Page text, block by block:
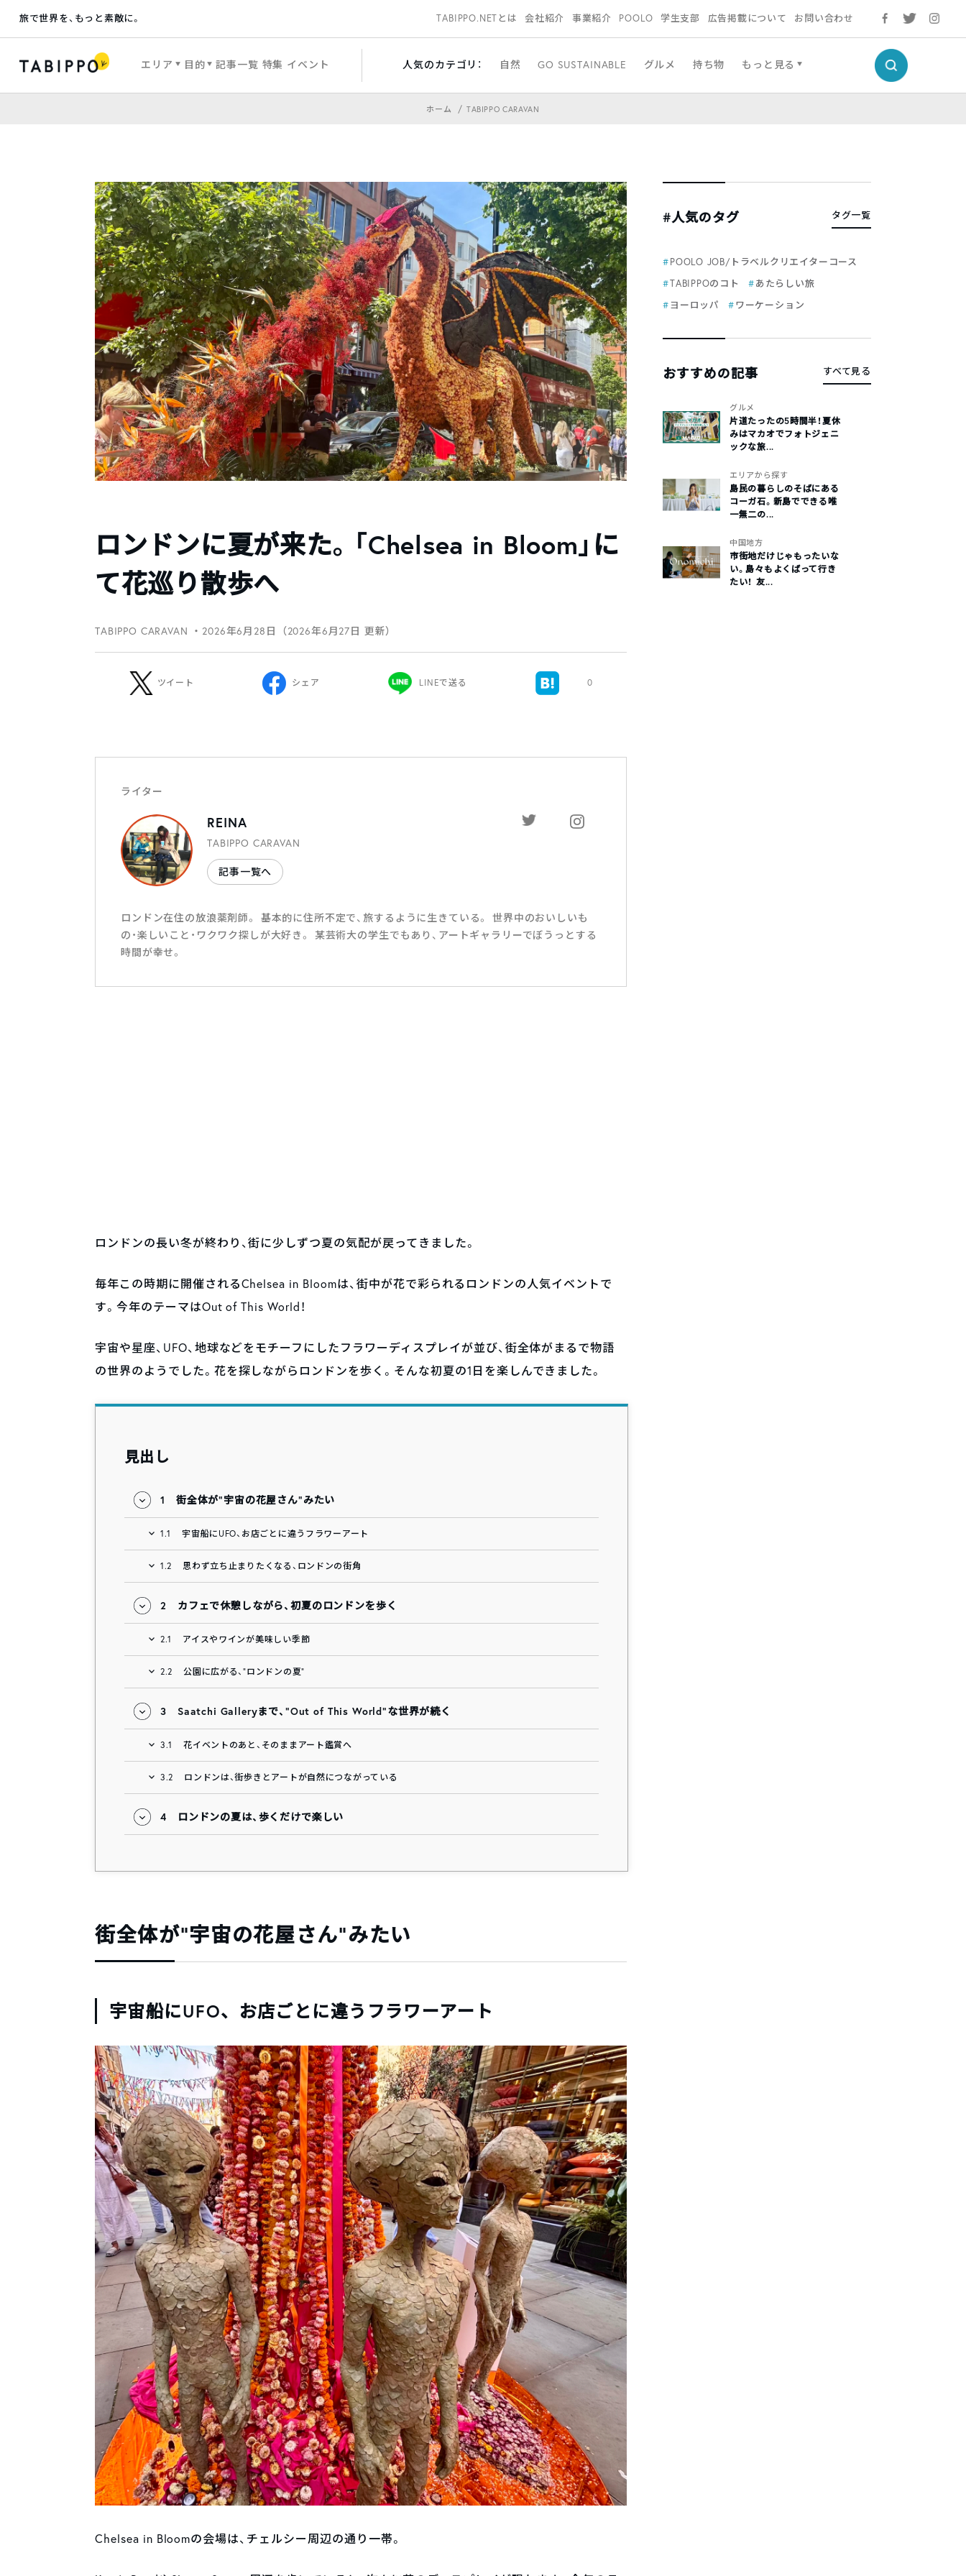
旅で世界を、もっと素敵に。 TABIPPO.NETとは 会社紹介 事業紹介 POOLO 学生支部 広告掲載について お問い合わせ
エリア 目的 記事一覧 特集 イベント 人気のカテゴリ： 自然 GO SUSTAINABLE グルメ 持ち物 もっと見る
ホーム TABIPPO CARAVAN
ロンドンに夏が来た。「Chelsea in Bloom」に
て花巡り散歩へ
TABIPPO CARAVAN ・2026年6月28日（2026年6月27日 更新）
ツイート シェア LINEで送る 0
ライター
REINA
TABIPPO CARAVAN
記事一覧へ
ロンドン在住の放浪薬剤師。 基本的に住所不定で、旅するように生きている。 世界中のおいしいも
の・楽しいこと・ワクワク探しが大好き。 某芸術大の学生でもあり、アートギャラリーでぼうっとする
時間が幸せ。
ロンドンの長い冬が終わり、街に少しずつ夏の気配が戻ってきました。
毎年この時期に開催されるChelsea in Bloomは、街中が花で彩られるロンドンの人気イベントで
す。今年のテーマはOut of This World！
宇宙や星座、UFO、地球などをモチーフにしたフラワーディスプレイが並び、街全体がまるで物語
の世界のようでした。花を探しながらロンドンを歩く。そんな初夏の1日を楽しんできました。
見出し
1 街全体が“宇宙の花屋さん”みたい
1.1 宇宙船にUFO、お店ごとに違うフラワーアート
1.2 思わず立ち止まりたくなる、ロンドンの街角
2 カフェで休憩しながら、初夏のロンドンを歩く
2.1 アイスやワインが美味しい季節
2.2 公園に広がる、“ロンドンの夏”
3 Saatchi Galleryまで、“Out of This World”な世界が続く
3.1 花イベントのあと、そのままアート鑑賞へ
3.2 ロンドンは、街歩きとアートが自然につながっている
4 ロンドンの夏は、歩くだけで楽しい
街全体が“宇宙の花屋さん”みたい
宇宙船にUFO、お店ごとに違うフラワーアート
Chelsea in Bloomの会場は、チェルシー周辺の通り一帯。
#人気のタグ タグ一覧
POOLO JOB/トラベルクリエイターコース
TABIPPOのコト
あたらしい旅
ヨーロッパ
ワーケーション
おすすめの記事 すべて見る
グルメ
片道たったの5時間半！夏休
みはマカオでフォトジェニ
ックな旅...
エリアから探す
島民の暮らしのそばにある
コーガ石。新島でできる唯
一無二の...
中国地方
市街地だけじゃもったいな
い。島々もよくばって行き
たい！ 友...